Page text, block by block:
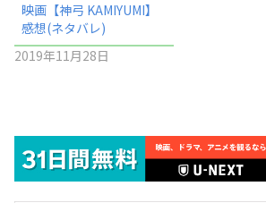
映画【神弓 KAMIYUMI】
感想(ネタバレ)
2019年11月28日